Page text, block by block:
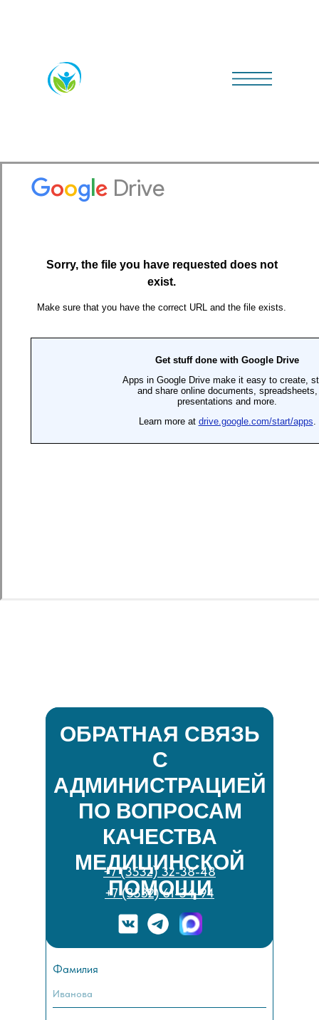
ОБРАТНАЯ СВЯЗЬ
С
АДМИНИСТРАЦИЕЙ
ПО ВОПРОСАМ
КАЧЕСТВА
МЕДИЦИНСКОЙ
ПОМОЩИ
+7 (3532) 32-38-48
+7 (3532) 61-34-94
Фамилия